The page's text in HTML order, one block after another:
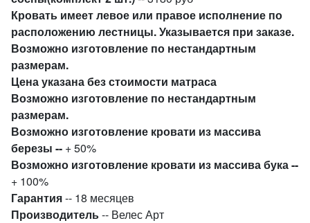
Кровать имеет левое или правое исполнение по
расположению лестницы. Указывается при заказе.
Возможно изготовление по нестандартным
размерам.
Цена указана без стоимости матраса
Возможно изготовление по нестандартным
размерам.
Возможно изготовление кровати из массива
березы -- + 50%
Возможно изготовление кровати из массива бука --
+ 100%
Гарантия-- 18 месяцев
Производитель-- Велес Арт